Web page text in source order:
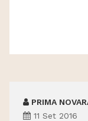
PRIMA
11 Set 2016